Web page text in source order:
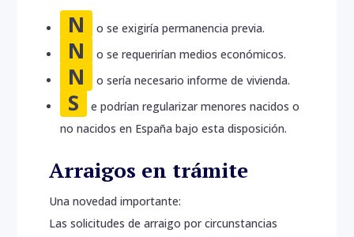
N o se exigiría permanencia previa.
N o se requerirían medios económicos.
N o sería necesario informe de vivienda.
S
e podrían regularizar menores nacidos o
no nacidos en España bajo esta disposición.
Arraigos en trámite
Una novedad importante:
Las solicitudes de arraigo por circunstancias